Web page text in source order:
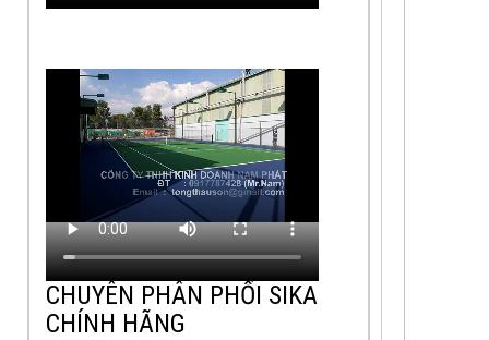
CHUYÊN PHÂN PHỐI SIKA
CHÍNH HÃNG